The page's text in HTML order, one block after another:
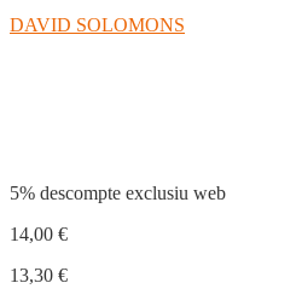
DAVID SOLOMONS
5% descompte exclusiu web
14,00 €
13,30 €